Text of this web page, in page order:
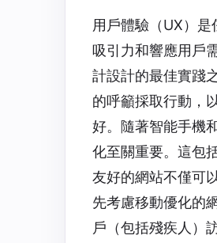
用戶體驗（UX）
吸引力和響應用戶
計設計的最佳實踐
的呼籲採取行動，
好。隨著智能手機
化至關重要。這包
友好的網站不僅可
先考慮移動優化的
戶（包括殘疾人）